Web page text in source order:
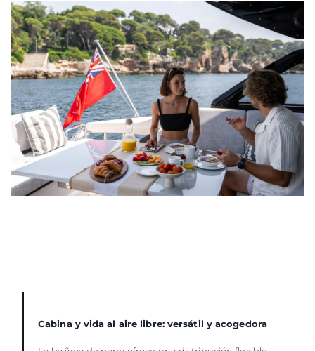
Cabina y vida al aire libre: versátil y acogedora